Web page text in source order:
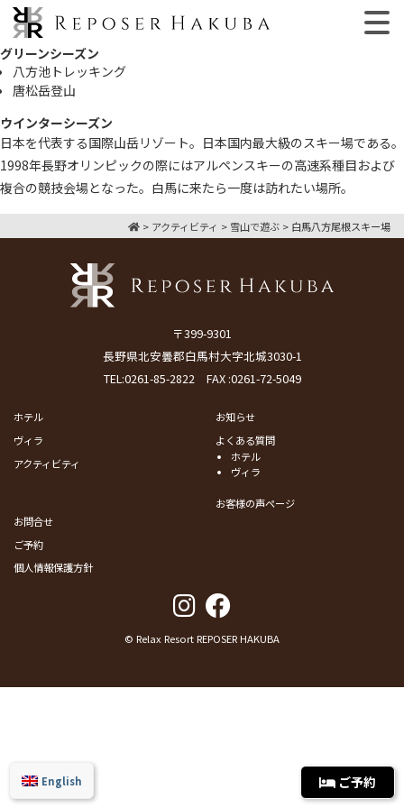
グリーンシーズン
八方池トレッキング
唐松岳登山
ウインターシーズン
日本を代表する国際山岳リゾート。日本国内最大級のスキー場である。
1998年長野オリンピックの際にはアルペンスキーの高速系種目および
複合の競技会場となった。白馬に来たら一度は訪れたい場所。
English
> アクティビティ > 雪山で遊ぶ > 白馬八方尾根スキー場
〒399-9301
長野県北安曇郡白馬村大字北城3030-1
TEL:0261-85-2822FAX :0261-72-5049
ホテル
ヴィラ
アクティビティ
お知らせ
よくある質問
ホテル
ヴィラ
お客様の声ページ
お問合せ
ご予約
個人情報保護方針
© Relax Resort REPOSER HAKUBA
ご予約